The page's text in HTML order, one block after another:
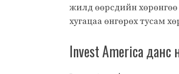
жилд өөрсдийн
хугацаа өнгөрөх тусам
Invest America данс